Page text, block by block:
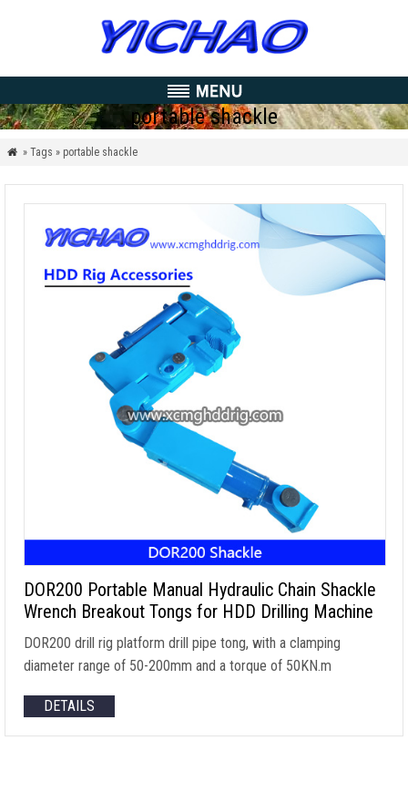
portable shackle
 » Tags » portable shackle
DOR200 Portable Manual Hydraulic Chain Shackle
Wrench Breakout Tongs for HDD Drilling Machine
DOR200 drill rig platform drill pipe tong, with a clamping
diameter range of 50-200mm and a torque of 50KN.m
DETAILS